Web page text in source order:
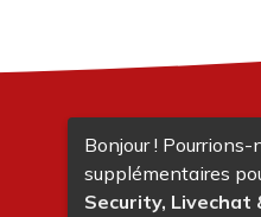
Bonjour !
supplémentaires
Security, Livechat